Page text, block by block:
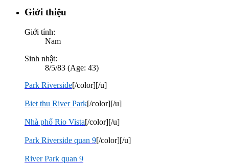
Giới thiệu
Giới tính:
Nam
Sinh nhật:
8/5/83 (Age: 43)
Park Riverside[/color][/u]
Biet thu River Park[/color][/u]
Nhà phố Rio Vista[/color][/u]
Park Riverside quan 9[/color][/u]
River Park quan 9